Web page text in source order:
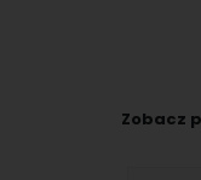
Zobacz